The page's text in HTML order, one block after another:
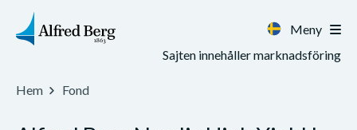
Meny
Sajten innehåller marknadsföring
Hem Fond